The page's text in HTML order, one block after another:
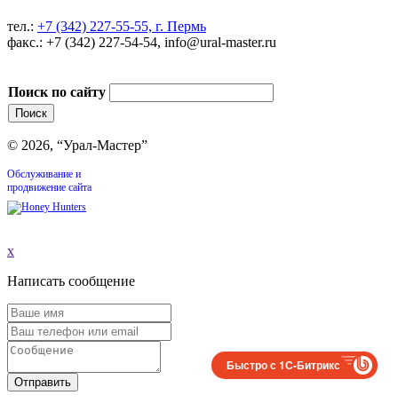
тел.: +7 (342) 227-55-55, г. Пермь
факс.: +7 (342) 227-54-54, info@ural-master.ru
Поиск по сайту
© 2026, “Урал-Мастер”
Обслуживание и
продвижение сайта
x
Написать сообщение
Отправить
Быстро с 1С-Битрикс